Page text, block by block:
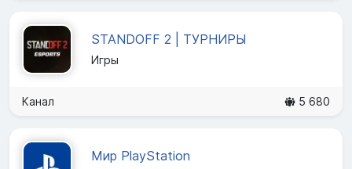
STANDOFF 2 | ТУРНИРЫ
Игры
Канал 5 680
Мир PlayStation